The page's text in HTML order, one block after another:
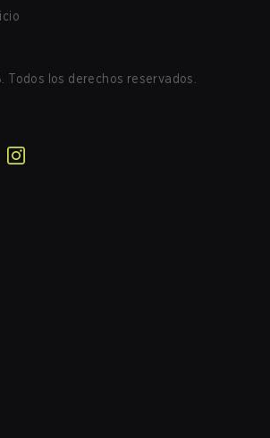
Todos los derechos reservados.